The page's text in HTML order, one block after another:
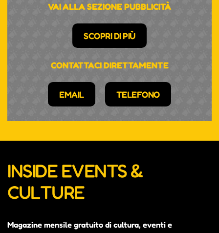
VAI ALLA SEZIONE PUBBLICITÀ
SCOPRI DI PIÙ
CONTATTACI DIRETTAMENTE
EMAIL TELEFONO
INSIDE EVENTS &
CULTURE
Magazine mensile gratuito di cultura, eventi e